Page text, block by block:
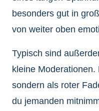
besonders gut in
von weiter oben
Typisch sind
kleine Moderationen.
sondern als roter
du jemanden